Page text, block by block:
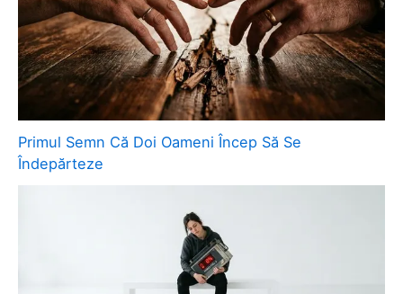
Primul Semn Că Doi Oameni Încep Să Se
Îndepărteze